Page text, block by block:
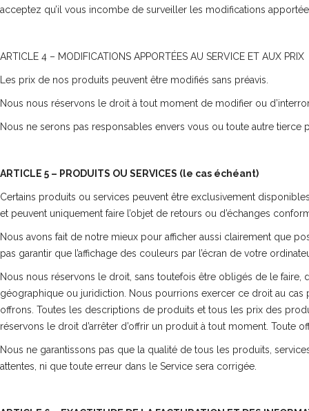
acceptez qu’il vous incombe de surveiller les modifications
ARTICLE 4 – MODIFICATIONS APPORTÉES AU SERVICE ET AUX PRIX
Les prix de nos produits peuvent être modifiés sans préavis.
Nous nous réservons le droit à tout moment de modifier ou
Nous ne serons pas responsables envers vous ou toute autre
ARTICLE 5 – PRODUITS OU SERVICES (le cas échéant)
Certains produits ou services peuvent être exclusivement
et peuvent uniquement faire l’objet de retours ou d’échanges
Nous avons fait de notre mieux pour afficher aussi clairement que
pas garantir que l’affichage des couleurs par l’écran de votre
Nous nous réservons le droit, sans toutefois être obligés de le
géographique ou juridiction. Nous pourrions exercer ce droit au
offrons. Toutes les descriptions de produits et tous les prix des
réservons le droit d’arrêter d’offrir un produit à tout moment. Toute
Nous ne garantissons pas que la qualité de tous les produits,
attentes, ni que toute erreur dans le Service sera corrigée.